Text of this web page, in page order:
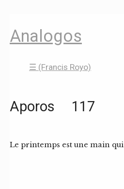
Analogos
☰ (Francis Royo)
Aporos 117
Le printemps est une main